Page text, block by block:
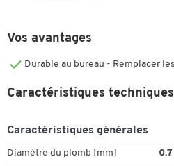
Vos avantages
Durable au bureau - Remplacer
Caractéristiques techniques
Caractéristiques générales
Diamètre du plomb [mm] 0.7